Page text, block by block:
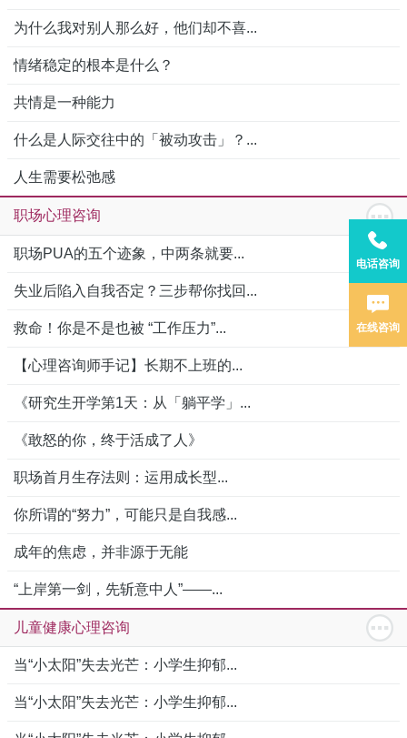
为什么我对别人那么好，他们却不喜...
情绪稳定的根本是什么？
共情是一种能力
什么是人际交往中的「被动攻击」？...
人生需要松弛感
职场心理咨询
职场PUA的五个迹象，中两条就要...
失业后陷入自我否定？三步帮你找回...
救命！你是不是也被 “工作压力”...
【心理咨询师手记】长期不上班的...
《研究生开学第1天：从「躺平学」...
《敢怒的你，终于活成了人》
职场首月生存法则：运用成长型...
你所谓的“努力”，可能只是自我感...
成年的焦虑，并非源于无能
“上岸第一剑，先斩意中人”——...
儿童健康心理咨询
当“小太阳”失去光芒：小学生抑郁...
当“小太阳”失去光芒：小学生抑郁...
电话咨询
在线咨询